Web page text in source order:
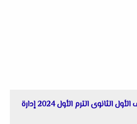
امتحان الفيزياء للصف الأول الثانوى الترم الأول 2024 إدارة